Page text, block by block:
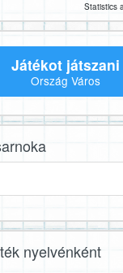
Statistics
Játékot játszani
Ország Város
nyelvénként